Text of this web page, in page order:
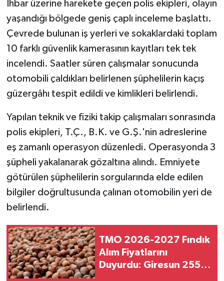
İhbar üzerine harekete geçen polis ekipleri, olayın
yaşandığı bölgede geniş çaplı inceleme başlattı.
Çevrede bulunan iş yerleri ve sokaklardaki toplam
10 farklı güvenlik kamerasının kayıtları tek tek
incelendi. Saatler süren çalışmalar sonucunda
otomobili çaldıkları belirlenen şüphelilerin kaçış
güzergâhı tespit edildi ve kimlikleri belirlendi.
Yapılan teknik ve fiziki takip çalışmaları sonrasında
polis ekipleri, T.Ç., B.K. ve G.Ş.'nin adreslerine
eş zamanlı operasyon düzenledi. Operasyonda 3
şüpheli yakalanarak gözaltına alındı. Emniyete
götürülen şüphelilerin sorgularında elde edilen
bilgiler doğrultusunda çalınan otomobilin yeri de
belirlendi.
TMO 2026-2027 Fındık
Alım Fiyatlarını
Duyurdu: Giresun 255